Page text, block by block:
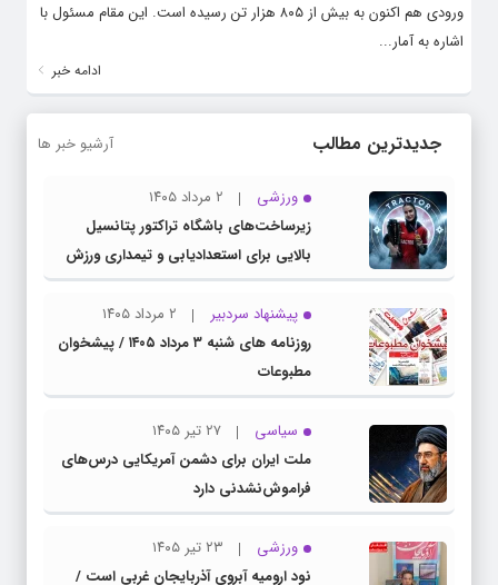
اشاره به آمار...
جدیدترین مطالب آرشیو خبر ها
زیرساخت‌های باشگاه تراکتور پتانسیل
بالایی برای استعدادیابی و تیمداری ورزش
بانوان دارد
پیشنهاد سردبیر
۲ مرداد ۱۴۰۵
روزنامه های شنبه ۳ مرداد ۱۴۰۵ / پیشخوان
مطبوعات
سیاسی
۲۷ تیر ۱۴۰۵
ملت ایران برای دشمن آمریکایی درس‌های
فراموش‌نشدنی دارد
ورزشی
۲۳ تیر ۱۴۰۵
نود ارومیه آبروی آذربایجان غربی است /
لزوم حمایت مسئولان از باشگاه نود